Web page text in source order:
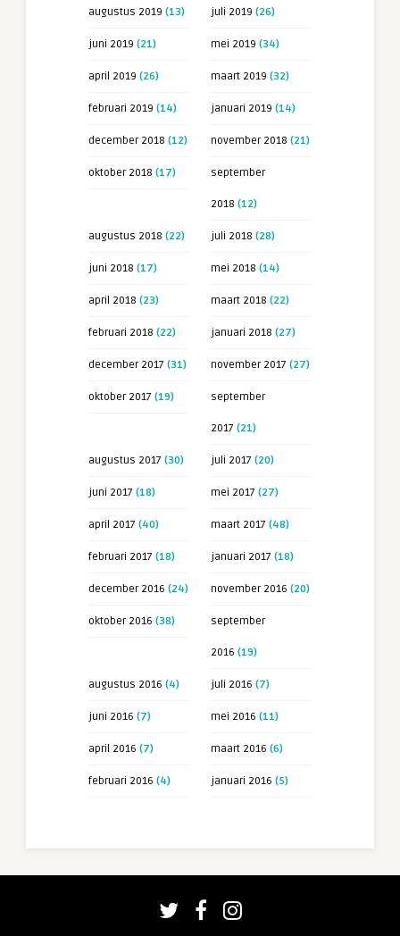
augustus 2019 (13) juli 2019 (26)
juni 2019 (21) mei 2019 (34)
april 2019 (26) maart 2019 (32)
februari 2019 (14) januari 2019 (14)
december 2018 (12) november 2018 (21)
oktober 2018 (17) september
2018 (12)
augustus 2018 (22) juli 2018 (28)
juni 2018 (17) mei 2018 (14)
april 2018 (23) maart 2018 (22)
februari 2018 (22) januari 2018 (27)
december 2017 (31) november 2017 (27)
oktober 2017 (19) september
2017 (21)
augustus 2017 (30) juli 2017 (20)
juni 2017 (18) mei 2017 (27)
april 2017 (40) maart 2017 (48)
februari 2017 (18) januari 2017 (18)
december 2016 (24) november 2016 (20)
oktober 2016 (38) september
2016 (19)
augustus 2016 (4) juli 2016 (7)
juni 2016 (7) mei 2016 (11)
april 2016 (7) maart 2016 (6)
februari 2016 (4) januari 2016 (5)